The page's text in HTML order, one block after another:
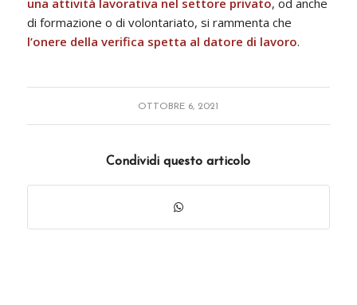
una attività lavorativa nel settore privato, od anche
di formazione o di volontariato, si rammenta che
l’onere della verifica spetta al datore di lavoro.
OTTOBRE 6, 2021
Condividi questo articolo